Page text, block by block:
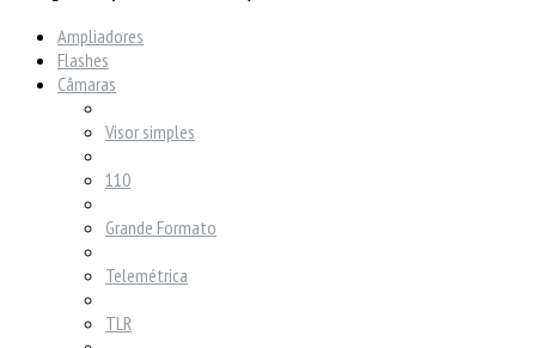
Ampliadores
Flashes
Câmaras
Visor simples
110
Grande Formato
Telemétrica
TLR